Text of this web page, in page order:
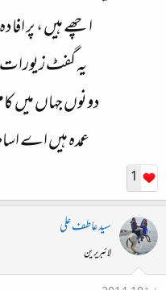
اچھے ہیں ، پر
یہ گفٹ
دونوں جہاں
عمدہ ہیں اے
1
سید عاطف علی
لائبریرین